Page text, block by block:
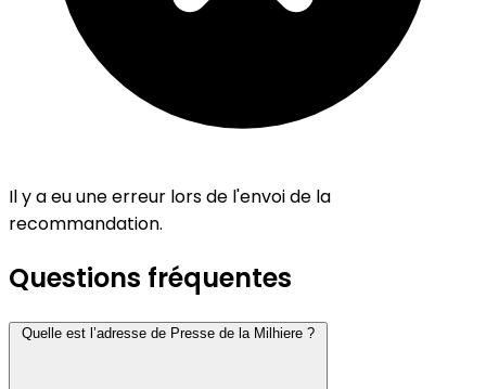
Il y a eu une erreur lors de l'envoi de la
recommandation.
Questions fréquentes
Quelle est l’adresse de Presse de la Milhiere ?